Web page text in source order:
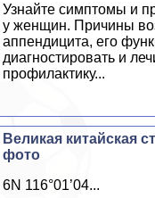
Узнайте симптомы и
у женщин. Причины
аппендицита, его
диагностировать и
профилактику...
Великая китайская
фото
6N 116°01’04...